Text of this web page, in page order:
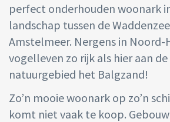
perfect onderhouden woonark
landschap tussen de
Amstelmeer. Nergens in
vogelleven zo rijk als hier aan
natuurgebied het Balgzand!
Zo’n mooie woonark op zo’n
komt niet vaak te koop.